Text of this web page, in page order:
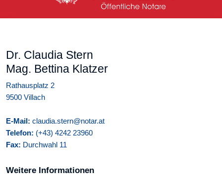
Dr. Claudia Stern
Mag. Bettina Klatzer
Rathausplatz 2
9500 Villach
E-Mail: claudia.stern@notar.at
Telefon: (+43) 4242 23960
Fax: Durchwahl 11
Weitere Informationen